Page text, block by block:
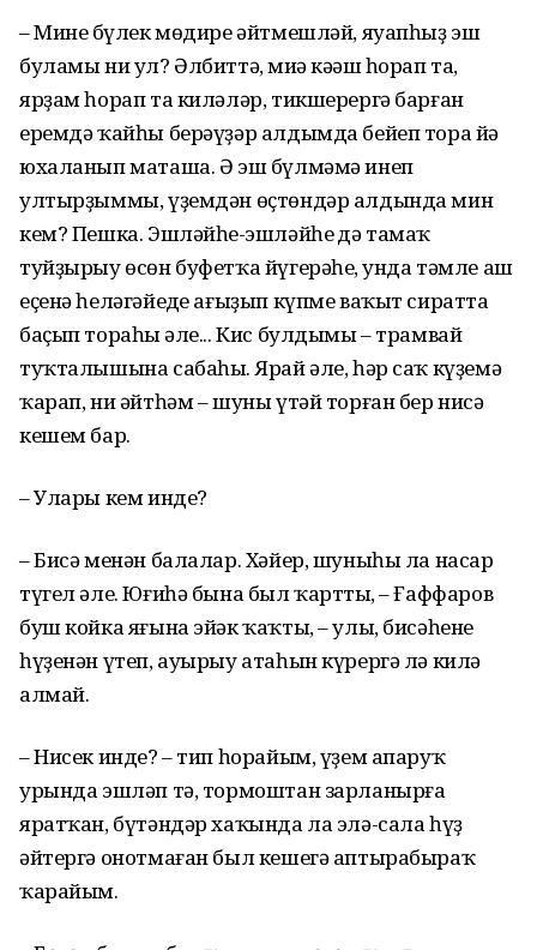
– Минең бүлек мөдире әйтмешләй, яуапһыҙ эш
буламы ни ул? Әлбиттә, миңә кәңәш һорап та,
ярҙам һорап та киләләр, тикшерергә барған
еремдә ҡайһы берәүҙәр алдымда бейеп тора йә
юхаланып маташа. Ә эш бүлмәмә инеп
ултырҙыммы, үҙемдән өҫтөндәр алдында мин
кем? Пешка. Эшләйһең-эшләйһең дә тамаҡ
туйҙырыу өсөн буфетҡа йүгерәһең, унда тәмле аш
еҫенә һеләгәйеңде ағыҙып күпме ваҡыт сиратта
баҫып тораһың әле... Кис булдымы – трамвай
туҡталышына сабаһың. Ярай әле, һәр саҡ күҙемә
ҡарап, ни әйтһәм – шуны үтәй торған бер нисә
кешем бар.
– Улары кем инде?
– Бисә менән балалар. Хәйер, шуны­һы ла насар
түгел әле. Юғиһә бына был ҡарттың, – Ғаффаров
буш койка яғына эйәк ҡаҡты, – улы, бисәһенең
һүҙенән үтеп, ауырыу атаһын күрергә лә килә
алмай.
– Нисек инде? – тип һорайым, үҙем апаруҡ
урында эшләп тә, тормоштан зарланырға
яратҡан, бүтәндәр хаҡында ла элә-сала һүҙ
әйтергә онотмаған был кешегә аптырабыраҡ
ҡарайым.